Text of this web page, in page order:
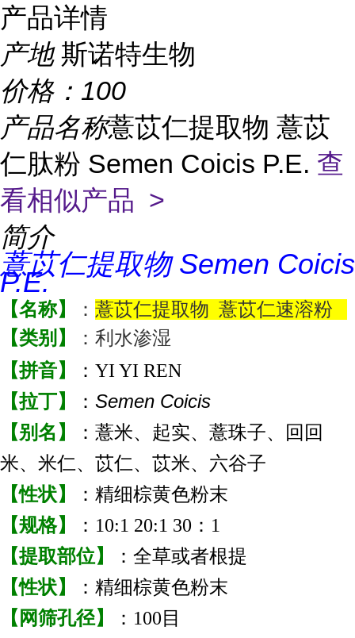
产品详情
产地 斯诺特生物
价格： 100
产品名称薏苡仁提取物 薏苡
仁肽粉 Semen Coicis P.E. 查
看相似产品 >
简介
薏苡仁提取物 Semen Coicis
P.E.
【名称】 ： 薏苡仁提取物 薏苡仁速溶粉
【类别】
：利水渗湿
【拼音】
：YI YI REN
【拉丁】
： Semen Coicis
【别名】
：薏米、起实、薏珠子、回回
米、米仁、苡仁、苡米、六谷子
【性状】
：精细棕黄色粉末
【规格】
：10:1 20:1 30：1
【提取部位】
：全草或者根提
【性状】
：精细棕黄色粉末
【网筛孔径】
：100目